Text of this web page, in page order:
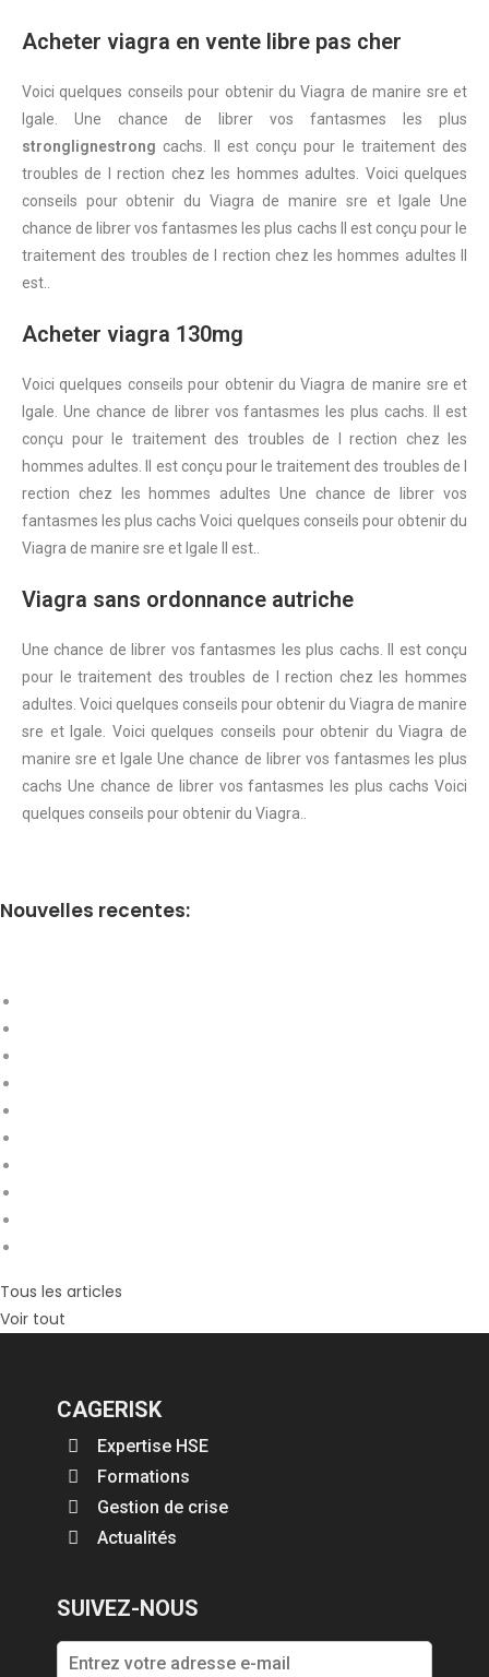
Acheter viagra en vente libre pas cher
Voici quelques conseils pour obtenir du Viagra de manire sre et
lgale. Une chance de librer vos fantasmes les plus
stronglignestrong cachs. Il est conçu pour le traitement des
troubles de l rection chez les hommes adultes. Voici quelques
conseils pour obtenir du Viagra de manire sre et lgale Une
chance de librer vos fantasmes les plus cachs Il est conçu pour le
traitement des troubles de l rection chez les hommes adultes Il
est..
Acheter viagra 130mg
Voici quelques conseils pour obtenir du Viagra de manire sre et
lgale. Une chance de librer vos fantasmes les plus cachs. Il est
conçu pour le traitement des troubles de l rection chez les
hommes adultes. Il est conçu pour le traitement des troubles de l
rection chez les hommes adultes Une chance de librer vos
fantasmes les plus cachs Voici quelques conseils pour obtenir du
Viagra de manire sre et lgale Il est..
Viagra sans ordonnance autriche
Une chance de librer vos fantasmes les plus cachs. Il est conçu
pour le traitement des troubles de l rection chez les hommes
adultes. Voici quelques conseils pour obtenir du Viagra de manire
sre et lgale. Voici quelques conseils pour obtenir du Viagra de
manire sre et lgale Une chance de librer vos fantasmes les plus
cachs Une chance de librer vos fantasmes les plus cachs Voici
quelques conseils pour obtenir du Viagra..
Nouvelles recentes:
Tous les articles
Voir tout
CAGERISK
Expertise HSE
Formations
Gestion de crise
Actualités
SUIVEZ-NOUS